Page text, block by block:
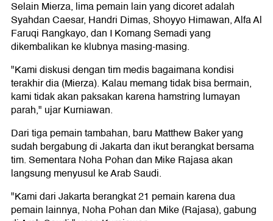
Selain Mierza, lima pemain lain yang dicoret adalah
Syahdan Caesar, Handri Dimas, Shoyyo Himawan, Alfa Al
Faruqi Rangkayo, dan I Komang Semadi yang
dikembalikan ke klubnya masing-masing.
"Kami diskusi dengan tim medis bagaimana kondisi
terakhir dia (Mierza). Kalau memang tidak bisa bermain,
kami tidak akan paksakan karena hamstring lumayan
parah," ujar Kurniawan.
Dari tiga pemain tambahan, baru Matthew Baker yang
sudah bergabung di Jakarta dan ikut berangkat bersama
tim. Sementara Noha Pohan dan Mike Rajasa akan
langsung menyusul ke Arab Saudi.
"Kami dari Jakarta berangkat 21 pemain karena dua
pemain lainnya, Noha Pohan dan Mike (Rajasa), gabung